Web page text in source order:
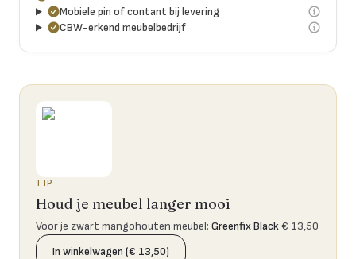
Mobiele pin of contant bij levering
CBW-erkend meubelbedrijf
TIP
Houd je meubel langer mooi
Voor je zwart mangohouten meubel: Greenfix Black€ 13,50
In winkelwagen (€ 13,50)